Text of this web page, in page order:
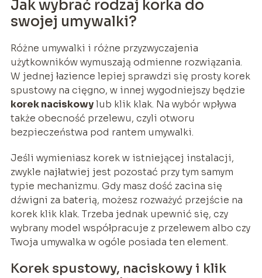
Jak wybrać rodzaj korka do
swojej umywalki?
Różne umywalki i różne przyzwyczajenia
użytkowników wymuszają odmienne rozwiązania.
W jednej łazience lepiej sprawdzi się prosty korek
spustowy na cięgno, w innej wygodniejszy będzie
korek naciskowylub klik klak. Na wybór wpływa
także obecność przelewu, czyli otworu
bezpieczeństwa pod rantem umywalki.
Jeśli wymieniasz korek w istniejącej instalacji,
zwykle najłatwiej jest pozostać przy tym samym
typie mechanizmu. Gdy masz dość zacina się
dźwigni za baterią, możesz rozważyć przejście na
korek klik klak. Trzeba jednak upewnić się, czy
wybrany model współpracuje z przelewem albo czy
Twoja umywalka w ogóle posiada ten element.
Korek spustowy, naciskowy i klik